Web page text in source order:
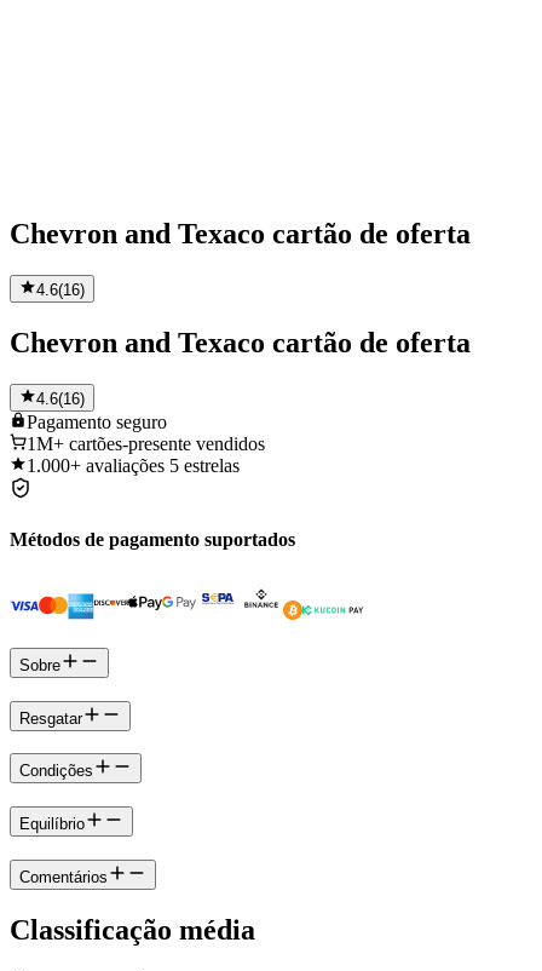
Chevron and Texaco cartão de oferta
4.6(16)
Chevron and Texaco cartão de oferta
4.6(16)
Pagamento seguro
1M+ cartões-presente vendidos
1.000+ avaliações 5 estrelas
Métodos de pagamento suportados
Sobre
Resgatar
Condições
Equilíbrio
Comentários
Classificação média